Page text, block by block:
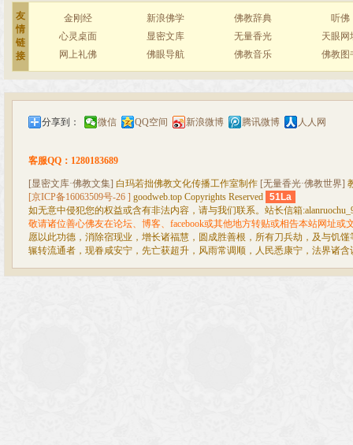
友
情
链
接
金刚经 新浪佛学 佛教辞典
听佛
心灵桌面
显密文库 无量香光
天眼网
网上礼佛
佛眼导航 佛教音乐 佛教图
分享到： 微信 QQ空间 新浪微博 腾讯微博 人人网
客服QQ：1280183689
[显密文库·佛教文集] 白玛若拙佛教文化传播工作室制作 [无量香光·佛教世界]
[京ICP备16063509号-26 ] goodweb.top Copyrights Reserved 51La
如无意中侵犯您的权益或含有非法内容，请与我们联系。站长信箱
敬请诸位善心佛友在论坛、博客、facebook或其他地方转贴或相告本站网址或
愿以此功德，消除宿现业，增长诸福慧，圆成胜善根，所有刀兵劫，及与饥
辗转流通者，现眷咸安宁，先亡获超升，风雨常调顺，人民悉康宁，法界诸含